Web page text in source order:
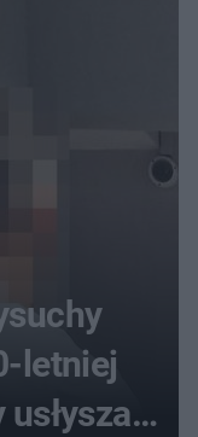
letniej